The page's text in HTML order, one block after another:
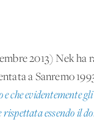
2013) Nek ha
a Sanremo
che
essendo il